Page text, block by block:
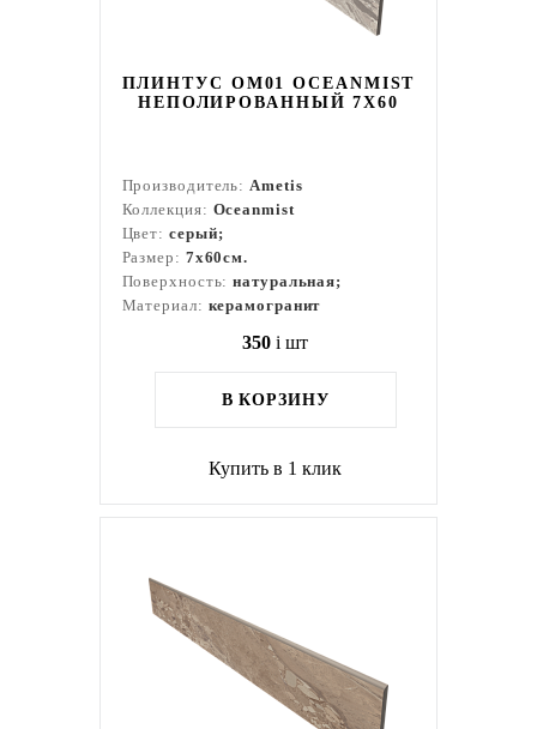
ПЛИНТУС OM01 OCEANMIST
НЕПОЛИРОВАННЫЙ 7X60
Производитель:Ametis
Коллекция: Oceanmist
Цвет: серый;
Размер: 7x60см.
Поверхность:натуральная;
Материал: керамогранит
350 i шт
В КОРЗИНУ
Купить в 1 клик